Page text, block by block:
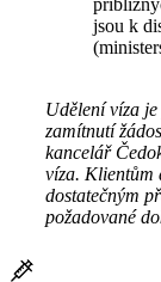
jsou k
Udělení víza
zamítnutí
kancelář
víza. Klientům
dostatečným
požadované